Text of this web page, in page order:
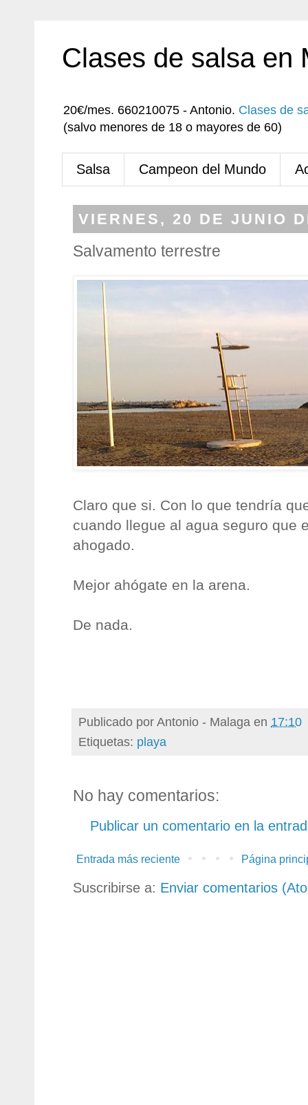
Clases de salsa en
20€/mes. 660210075 - Antonio. Clases de
(salvo menores de 18 o mayores de 60)
Salsa Campeon del Mundo
VIERNES, 20 DE JUNIO
Salvamento terrestre
Claro que si. Con lo que tendría
cuando llegue al agua seguro que
ahogado.
Mejor ahógate en la arena.
De nada.
Publicado porAntonio - Malaga en 17:10
Etiquetas: playa
No hay comentarios:
Publicar un comentario en la
Entrada más reciente Página
Suscribirse a: Enviar comentarios